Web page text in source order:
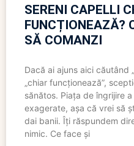
SERENI CAPELLI
FUNCȚIONEAZĂ?
SĂ COMANZI
Dacă ai ajuns aici căutând
„chiar funcționează”,
sănătos. Piața de îngrijire
exagerate, așa că vrei să
dai banii. Îți răspundem
nimic. Ce face și